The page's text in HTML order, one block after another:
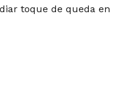
toque de queda en